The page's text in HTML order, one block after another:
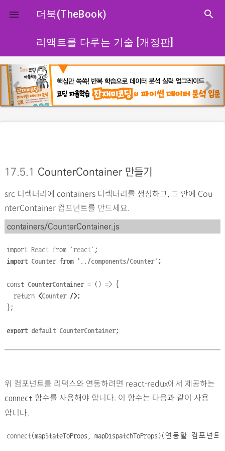
close
 더북(TheBook) search
리액트를 다루는 기술 [개정판]
p
r
e
s
e
x
17.5.1 CounterContainer 만들기
src 디렉터리에 containers 디렉터리를 생성하고, 그 안에 Cou
nterContainer 컴포넌트를 만드세요.
containers/CounterContainer.js
import React from 'react ' ;
import Counter from ' ../components/Counter' ;
const CounterContainer = () => {
return <Counter />;
};
export default CounterContainer;
위 컴포넌트를 리덕스와 연동하려면 react-redux에서 제공하는
connect 함수를 사용해야 합니다. 이 함수는 다음과 같이 사용
합니다.
connect(mapStateToProps, mapDispatchToProps)( 연동할 컴포넌트